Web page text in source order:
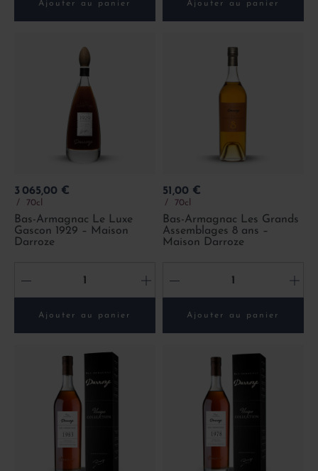
Ajouter au panier Ajouter au panier
Prix
3 065,00 €
70cl
Bas-Armagnac Le Luxe
Gascon 1929 – Maison
Darroze
- +
Ajouter au panier
Prix
51,00 €
70cl
Bas-Armagnac Les Grands
Assemblages 8 ans –
Maison Darroze
- +
Ajouter au panier